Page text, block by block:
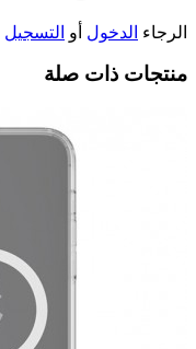
الرجاء الدخول أو التسجيل
منتجات ذات صلة